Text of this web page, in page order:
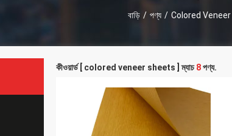
বাড়ি / পণ্য / Colored Veneer
কীওয়ার্ড [ colored veneer sheets ] ম্যাচ8পণ্য.